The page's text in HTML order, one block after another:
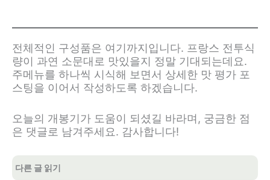
전체적인 구성품은 여기까지입니다. 프랑스 전투식
량이 과연 소문대로 맛있을지 정말 기대되는데요.
주메뉴를 하나씩 시식해 보면서 상세한 맛 평가 포
스팅을 이어서 작성하도록 하겠습니다.
오늘의 개봉기가 도움이 되셨길 바라며, 궁금한 점
은 댓글로 남겨주세요. 감사합니다!
다른 글 읽기